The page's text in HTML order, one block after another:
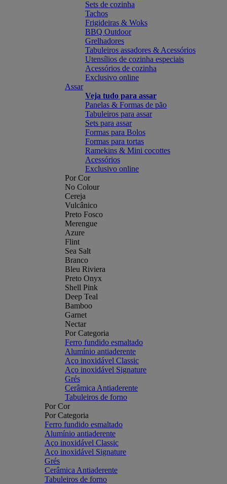
Sets de cozinha
Tachos
Frigideiras & Woks
BBQ Outdoor
Grelhadores
Tabuleiros assadores & Acessórios
Utensílios de cozinha especiais
Acessórios de cozinha
Exclusivo online
Assar
Veja tudo para assar
Panelas & Formas de pão
Tabuleiros para assar
Sets para assar
Formas para Bolos
Formas para tortas
Ramekins & Mini cocottes
Acessórios
Exclusivo online
Por Cor
No Colour
Cereja
Vulcânico
Preto Fosco
Merengue
Azure
Flint
Sea Salt
Branco
Bleu Riviera
Preto Onyx
Shell Pink
Deep Teal
Bamboo
Garnet
Nectar
Por Categoria
Ferro fundido esmaltado
Alumínio antiaderente
Aço inoxidável Classic
Aço inoxidável Signature
Grés
Cerâmica Antiaderente
Tabuleiros de forno
Por Cor
Por Categoria
Ferro fundido esmaltado
Alumínio antiaderente
Aço inoxidável Classic
Aço inoxidável Signature
Grés
Cerâmica Antiaderente
Tabuleiros de forno